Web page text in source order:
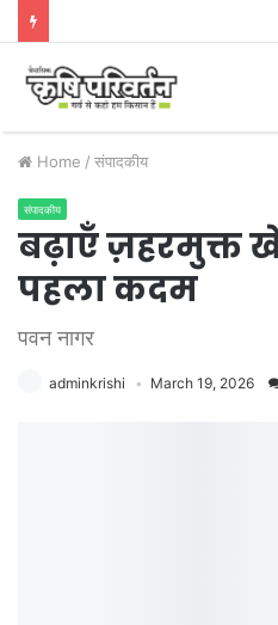
Home / संपादकीय
संपादकीय
बढ़ाएँ ज़हरमुक्त
पहला कदम
पवन नागर
adminkrishi March 19, 2026